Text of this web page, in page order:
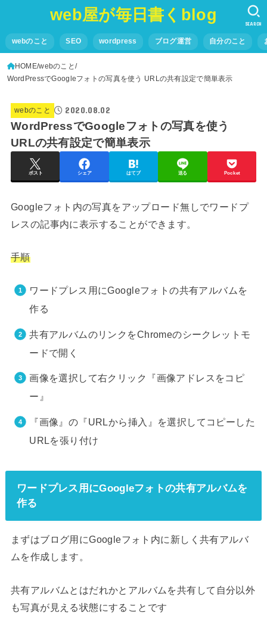
web屋が毎日書くblog
webのこと SEO wordpress ブログ運営 自分のこと
SEARCH
HOME webのこと
WordPressでGoogleフォトの写真を使う URLの共有設定で簡単表示
webのこと 2020.08.02
WordPressでGoogleフォトの写真を使う
URLの共有設定で簡単表示
ポスト シェア はてブ 送る Pocket
Googleフォト内の写真をアップロード無しでワードプ
レスの記事内に表示することができます。
手順
ワードプレス用にGoogleフォトの共有アルバムを
作る
共有アルバムのリンクをChromeのシークレットモ
ードで開く
画像を選択して右クリック『画像アドレスをコピ
ー』
『画像』の『URLから挿入』を選択してコピーした
URLを張り付け
ワードプレス用にGoogleフォトの共有アルバムを
作る
まずはブログ用にGoogleフォト内に新しく共有アルバ
ムを作成します。
共有アルバムとはだれかとアルバムを共有して自分以外
も写真が見える状態にすることです